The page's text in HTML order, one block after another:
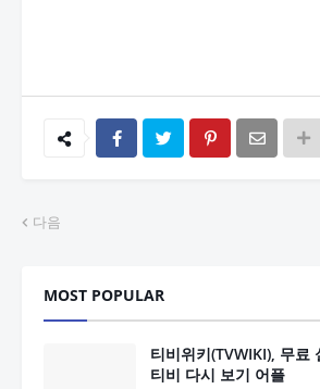
다음
MOST POPULAR
티비위키(TVWIKI), 무료
티비 다시 보기 어플